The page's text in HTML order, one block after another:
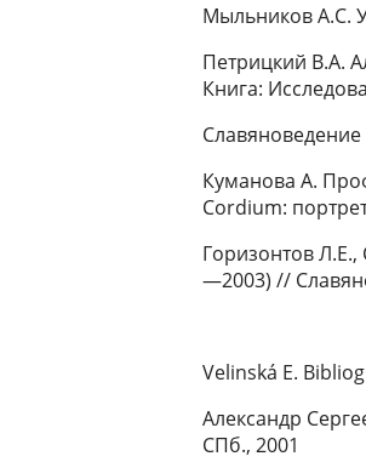
Мыльников А.С.
Петрицкий В.А.
Книга:
Куманова А.
Cordium:
Горизонтов
—2003) //
Velinská E.
Александр
СПб., 2001